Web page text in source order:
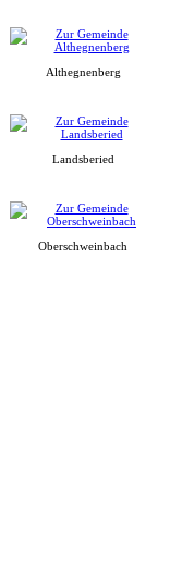
Althegnenberg
Landsberied
Oberschweinbach